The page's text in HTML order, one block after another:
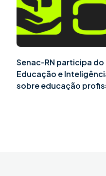
Senac-RN participa
Educação e
sobre educação